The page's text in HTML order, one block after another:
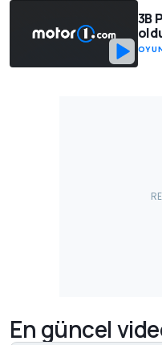
3B
En güncel